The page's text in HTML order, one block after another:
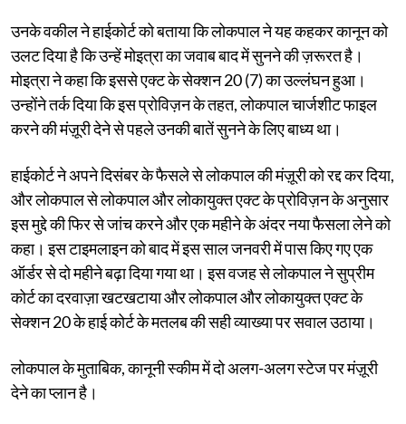
उनके वकील ने हाईकोर्ट को बताया कि लोकपाल ने यह कहकर कानून को
उलट दिया है कि उन्हें मोइत्रा का जवाब बाद में सुनने की ज़रूरत है।
मोइत्रा ने कहा कि इससे एक्ट के सेक्शन 20 (7) का उल्लंघन हुआ।
उन्होंने तर्क दिया कि इस प्रोविज़न के तहत, लोकपाल चार्जशीट फाइल
करने की मंज़ूरी देने से पहले उनकी बातें सुनने के लिए बाध्य था।
हाईकोर्ट ने अपने दिसंबर के फैसले से लोकपाल की मंज़ूरी को रद्द कर दिया,
और लोकपाल से लोकपाल और लोकायुक्त एक्ट के प्रोविज़न के अनुसार
इस मुद्दे की फिर से जांच करने और एक महीने के अंदर नया फैसला लेने को
कहा। इस टाइमलाइन को बाद में इस साल जनवरी में पास किए गए एक
ऑर्डर से दो महीने बढ़ा दिया गया था। इस वजह से लोकपाल ने सुप्रीम
कोर्ट का दरवाज़ा खटखटाया और लोकपाल और लोकायुक्त एक्ट के
सेक्शन 20 के हाई कोर्ट के मतलब की सही व्याख्या पर सवाल उठाया।
लोकपाल के मुताबिक, कानूनी स्कीम में दो अलग-अलग स्टेज पर मंज़ूरी
देने का प्लान है।